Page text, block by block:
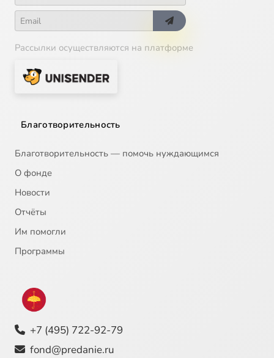
Рассылки осуществляются на платформе
Благотворительность
Благотворительность — помочь нуждающимся
О фонде
Новости
Отчёты
Им помогли
Программы
+7 (495) 722-92-79
fond@predanie.ru